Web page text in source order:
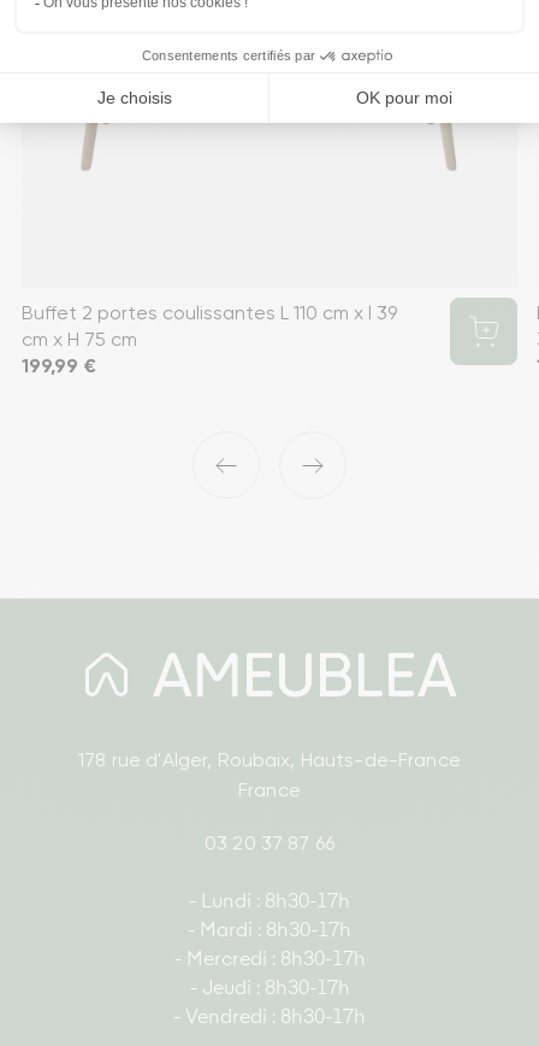
Buffet 2 portes coulissantes L 110 cm x l 39
cm x H 75 cm
Prix
199,99 €
‹ ›
178 rue d'Alger, Roubaix, Hauts-de-France
France
03 20 37 87 66
- Lundi : 8h30-17h
- Mardi : 8h30-17h
- Mercredi : 8h30-17h
- Jeudi : 8h30-17h
- Vendredi : 8h30-17h